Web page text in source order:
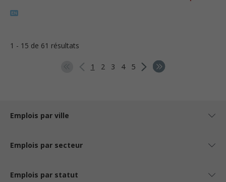
1 - 15 de 61 résultats
1 2 3 4 5
Emplois par ville
Emplois par secteur
Emplois par statut